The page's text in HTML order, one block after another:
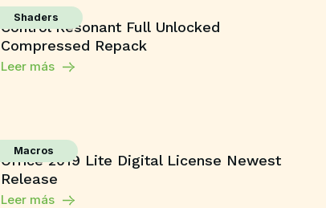
Shaders
Control Resonant Full Unlocked
Compressed Repack
Leer más
Macros
Office 2019 Lite Digital License Newest
Release
Leer más